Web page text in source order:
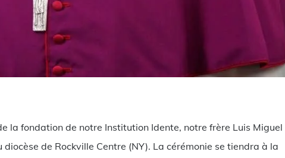
la fondation de notre Institution Idente, notre frère Luis Miguel
de Rockville Centre (NY). La cérémonie se tiendra à la